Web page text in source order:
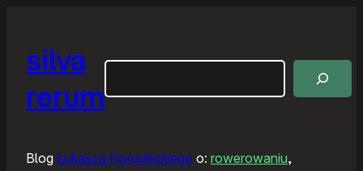
silva
rerum
Blog Łukasza Horodeckiego o: rowerowaniu,